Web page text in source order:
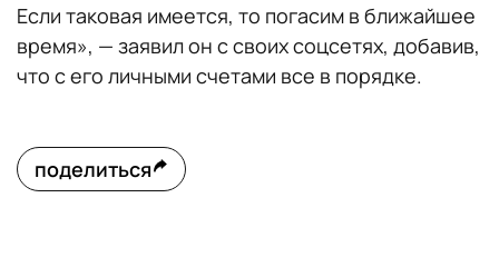
Если таковая имеется, то погасим в ближайшее
время», — заявил он с своих соцсетях, добавив,
что с его личными счетами все в порядке.
поделиться